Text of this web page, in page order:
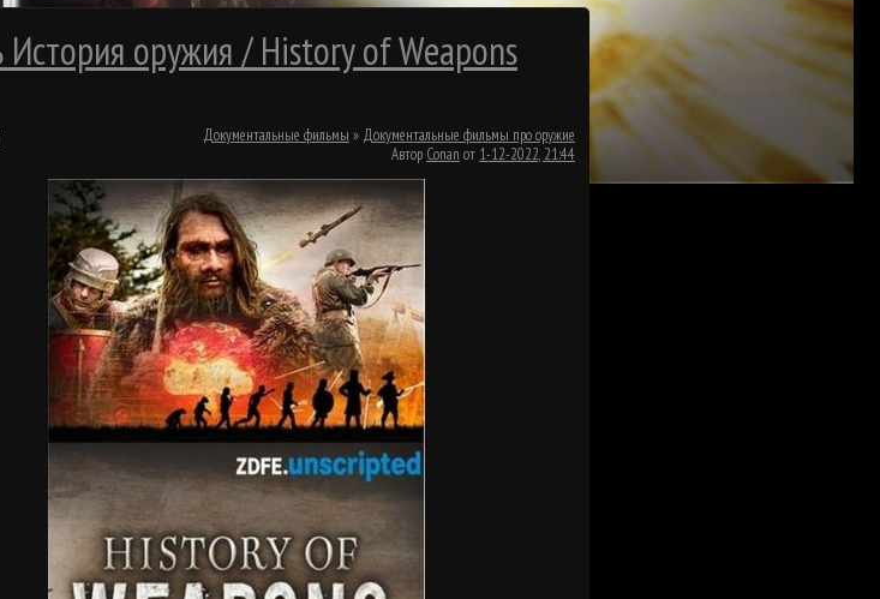
История оружия / History of Weapons
Документальные фильмы » Документальные фильмы про оружие
Автор Conan от 1-12-2022, 21:44